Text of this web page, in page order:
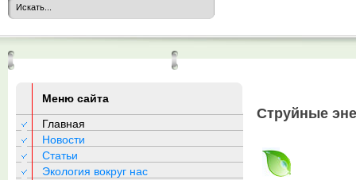
Меню сайта
Главная
Новости
Статьи
Экология вокруг нас
Струйные